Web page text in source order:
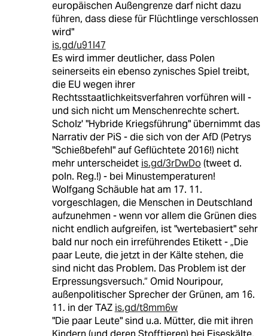
europäischen Außengrenze darf nicht dazu
führen, dass diese für Flüchtlinge verschlossen
wird"
is.gd/u91l47
Es wird immer deutlicher, dass Polen
seinerseits ein ebenso zynisches Spiel treibt,
die EU wegen ihrer
Rechtsstaatlichkeitsverfahren vorführen will -
und sich nicht um Menschenrechte schert.
Scholz' "Hybride Kriegsführung" übernimmt das
Narrativ der PiS - die sich von der AfD (Petrys
"Schießbefehl" auf Geflüchtete 2016!) nicht
mehr unterscheidet is.gd/3rDwDo(tweet d.
poln. Reg.!) - bei Minustemperaturen!
Wolfgang Schäuble hat am 17. 11.
vorgeschlagen, die Menschen in Deutschland
aufzunehmen - wenn vor allem die Grünen dies
nicht endlich aufgreifen, ist "wertebasiert" sehr
bald nur noch ein irreführendes Etikett - „Die
paar Leute, die jetzt in der Kälte stehen, die
sind nicht das Problem. Das Problem ist der
Erpressungsversuch.“ Omid Nouripour,
außenpolitischer Sprecher der Grünen, am 16.
11. in der TAZ is.gd/t8mm6w
"Die paar Leute" sind u.a. Mütter, die mit ihren